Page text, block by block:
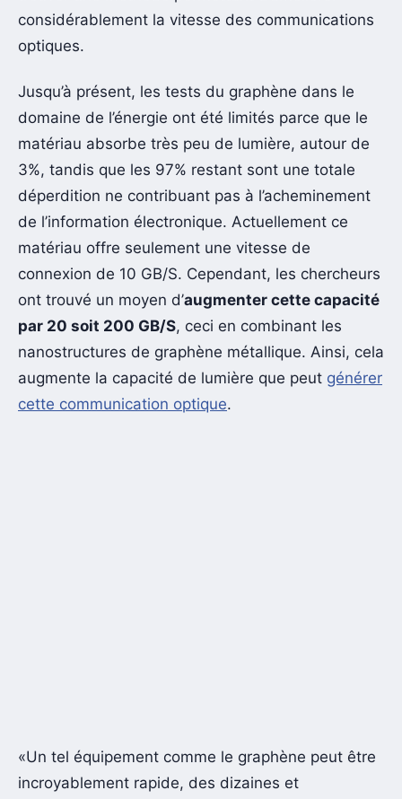
considérablement la vitesse des communications
optiques.
Jusqu’à présent, les tests du graphène dans le
domaine de l’énergie ont été limités parce que le
matériau absorbe très peu de lumière, autour de
3%, tandis que les 97% restant sont une totale
déperdition ne contribuant pas à l’acheminement
de l’information électronique. Actuellement ce
matériau offre seulement une vitesse de
connexion de 10 GB/S. Cependant, les chercheurs
ont trouvé un moyen d’augmenter cette capacité
par 20 soit 200 GB/S, ceci en combinant les
nanostructures de graphène métallique. Ainsi, cela
augmente la capacité de lumière que peut générer
cette communication optique.
«Un tel équipement comme le graphène peut être
incroyablement rapide, des dizaines et